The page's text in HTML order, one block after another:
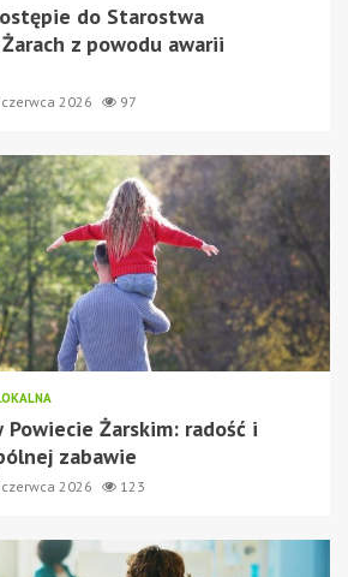
do Starostwa
z powodu awarii
2026 97
Powiecie Żarskim: radość i
zabawie
2026 123